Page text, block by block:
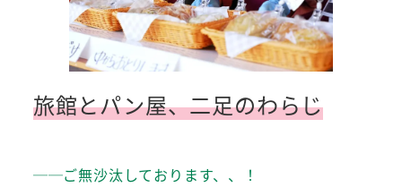
旅館とパン屋、二足のわらじ
──ご無沙汰しております、、！